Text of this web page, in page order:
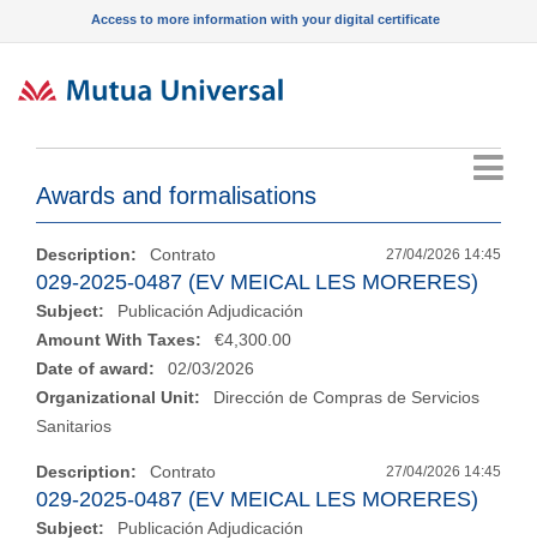
Access to more information with your digital certificate
Awards and formalisations
27/04/2026 14:45
029-2025-0487 (EV MEICAL LES MORERES)
Description: Contrato
Subject:
Publicación Adjudicación
Amount With Taxes:
€4,300.00
Date of award:
02/03/2026
Organizational Unit:
Dirección de Compras de Servicios
Sanitarios
27/04/2026 14:45
029-2025-0487 (EV MEICAL LES MORERES)
Description: Contrato
Subject:
Publicación Adjudicación